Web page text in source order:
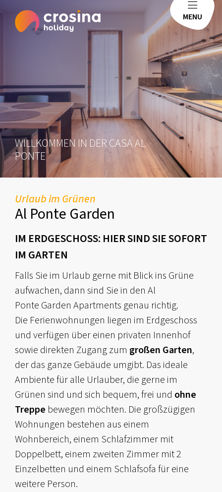
MENU
WILLKOMMEN IN DER CASA AL
PONTE
Urlaub im Grünen
Al Ponte Garden
IM ERDGESCHOSS: HIER SIND SIE SOFORT
IM GARTEN
Falls Sie im Urlaub gerne mit Blick ins Grüne
aufwachen, dann sind Sie in den Al
Ponte Garden Apartments genau richtig.
Die Ferienwohnungen liegen im Erdgeschoss
und verfügen über einen privaten Innenhof
sowie direkten Zugang zum großen Garten,
der das ganze Gebäude umgibt. Das ideale
Ambiente für alle Urlauber, die gerne im
Grünen sind und sich bequem, frei und ohne
Treppe bewegen möchten. Die großzügigen
Wohnungen bestehen aus einem
Wohnbereich, einem Schlafzimmer mit
Doppelbett, einem zweiten Zimmer mit 2
Einzelbetten und einem Schlafsofa für eine
weitere Person.